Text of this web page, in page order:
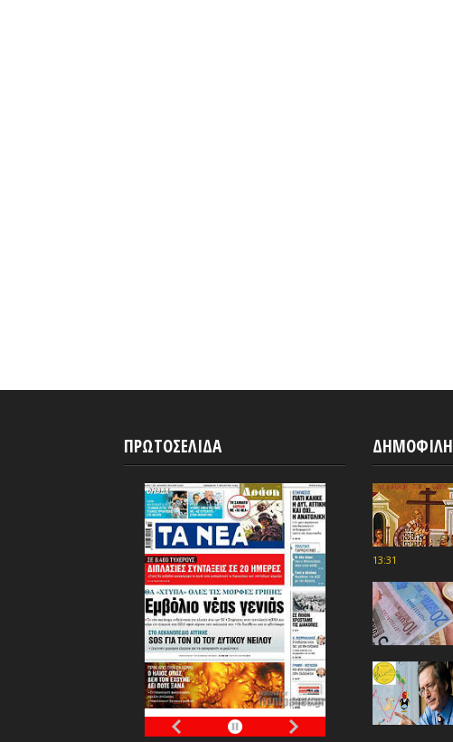
ΠΡΩΤΟΣΕΛΙΔΑ ΔΗΜΟΦΙΛΗ
13:31